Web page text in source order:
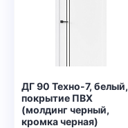
ДГ 90 Техно-7, белый,
покрытие ПВХ
(молдинг черный,
кромка черная)